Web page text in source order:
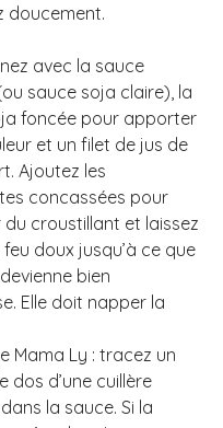
doucement.
avec la sauce
sauce soja claire), la
foncée pour apporter
et un filet de jus de
Ajoutez les
concassées pour
croustillant et laissez
doux jusqu’à ce que
bien
Elle doit napper la
Mama Ly : tracez un
dos d’une cuillère
la sauce. Si la